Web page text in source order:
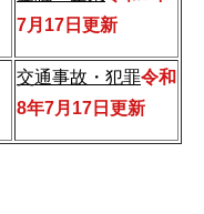
7月17 日更新
交通事故・犯罪令和
8年7月17日更新